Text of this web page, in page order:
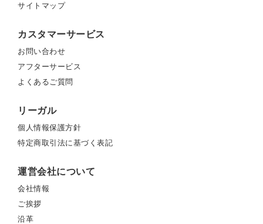
サイトマップ
カスタマーサービス
お問い合わせ
アフターサービス
よくあるご質問
リーガル
個人情報保護方針
特定商取引法に基づく表記
運営会社について
会社情報
ご挨拶
沿革